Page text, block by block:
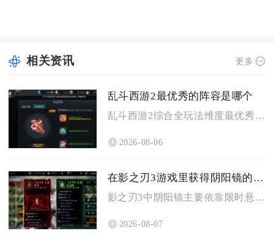
相关资讯 更多
乱斗西游2最优秀的阵容是哪个
乱斗西游2综合全玩法维度最优秀的阵容为蛟魔王搭配魍魉与牛头马...
2026-08-06
在影之刃3游戏里获得阴阳镜的方法是什么
影之刃3中阴阳镜主要依靠限时悬赏副本无名道观产出破碎镜华碎片...
2026-08-07